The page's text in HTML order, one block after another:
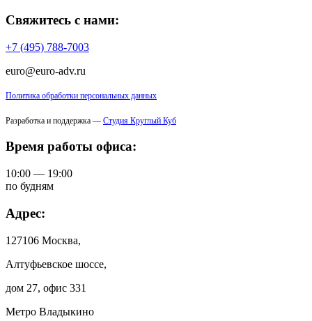
Свяжитесь с нами:
+7 (495) 788-7003
euro@euro-adv.ru
Политика обработки персональных данных
Разработка и поддержка — Студия Круглый Куб
Время работы офиса:
10:00 — 19:00
по будням
Адрес:
127106 Москва,
Алтуфьевское шоссе,
дом 27, офис 331
Метро Владыкино